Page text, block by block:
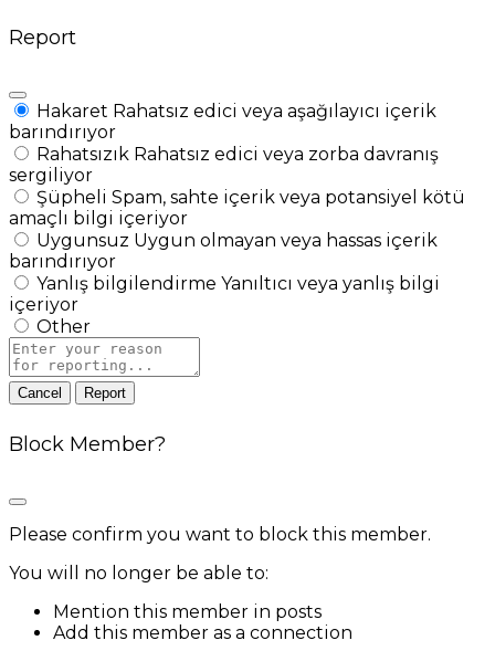
Report
Hakaret Rahatsız edici veya aşağılayıcı içerik
barındırıyor
Rahatsızık Rahatsız edici veya zorba davranış
sergiliyor
Şüpheli Spam, sahte içerik veya potansiyel kötü
amaçlı bilgi içeriyor
Uygunsuz Uygun olmayan veya hassas içerik
barındırıyor
Yanlış bilgilendirme Yanıltıcı veya yanlış bilgi
içeriyor
Other
Report
note
Report
Block Member?
Please confirm you want to block this member.
You will no longer be able to:
Mention this member in posts
Add this member as a connection